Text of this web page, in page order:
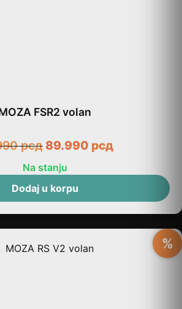
FSR2 volan
рсд 89.990 рсд
Na stanju
Dodaj u korpu